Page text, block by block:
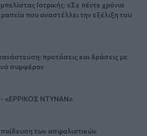
Ιατρικής: «Σε πέντε χρόνια
που αναστέλλει την εξέλιξη του
προτάσεις και δράσεις με
συμφέρον
- «ΕΡΡΙΚΟΣ ΝΤΥΝΑΝ»
των ασφαλιστικών